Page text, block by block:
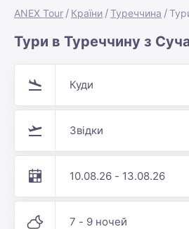
ANEX Tour Країни Туреччина
Тури в Туреччину з
Куди
Звідки
10.08.26 - 13.08.26
7 - 9 ночей